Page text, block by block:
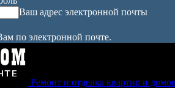
Ваш адрес электронной почты
по электронной почте.
Ремонт и отделка квартир и